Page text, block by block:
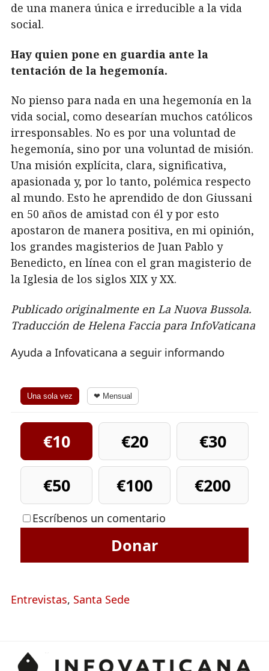
de una manera única e irreducible a la vida
social.
Hay quien pone en guardia ante la
tentación de la hegemonía.
No pienso para nada en una hegemonía en la
vida social, como desearían muchos católicos
irresponsables. No es por una voluntad de
hegemonía, sino por una voluntad de misión.
Una misión explícita, clara, significativa,
apasionada y, por lo tanto, polémica respecto
al mundo. Esto he aprendido de don Giussani
en 50 años de amistad con él y por esto
apostaron de manera positiva, en mi opinión,
los grandes magisterios de Juan Pablo y
Benedicto, en línea con el gran magisterio de
la Iglesia de los siglos XIX y XX.
Publicado originalmente en La Nuova Bussola.
Traducción de Helena Faccia para InfoVaticana
Ayuda a Infovaticana a seguir informando
Una sola vez ❤ Mensual
€10 €20
€30
€50
€100 €200
Escríbenos un comentario
Donar
Entrevistas, Santa Sede